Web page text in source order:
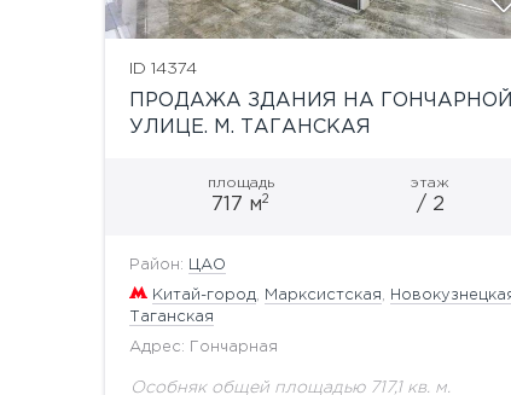
ID 14374
ПРОДАЖА ЗДАНИЯ НА ГОНЧАРНОЙ
УЛИЦЕ. М. ТАГАНСКАЯ
площадь
717 м2
этаж
/ 2
Район: ЦАО
Китай-город Марксистская
Таганская
Адрес: Гончарная
Особняк общей площадью 717,1 кв. м.